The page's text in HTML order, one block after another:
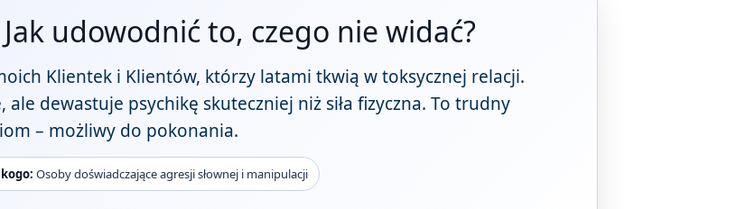
udowodnić to, czego nie widać?
Klientek i Klientów, którzy latami tkwią w toksycznej relacji.
dewastuje psychikę skuteczniej niż siła fizyczna. To trudny
– możliwy do pokonania.
Osoby doświadczające agresji słownej i manipulacji